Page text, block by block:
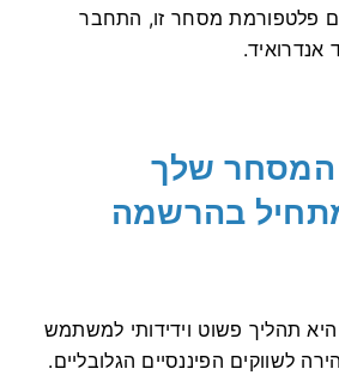
פלטפורמת מסחר זו, התחבר
אנדרואיד.
המסחר שלך
בהרשמה
הרשמה ל-Binarium היא תהליך פשוט וידידותי למשתמש
לשווקים הפיננסיים הגלובליים.